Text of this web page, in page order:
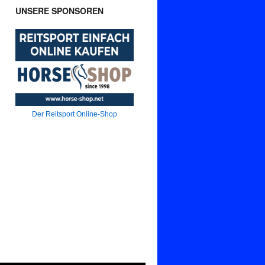
UNSERE SPONSOREN
Der Reitsport Online-Shop